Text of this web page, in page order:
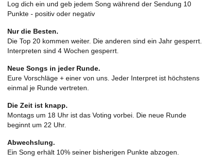
Log dich ein und geb jedem Song während der Sendung 10
Punkte - positiv oder negativ
Nur die Besten.
Die Top 20 kommen weiter. Die anderen sind ein Jahr gesperrt.
Interpreten sind 4 Wochen gesperrt.
Neue Songs in jeder Runde.
Eure Vorschläge + einer von uns. Jeder Interpret ist höchstens
einmal je Runde vertreten.
Die Zeit ist knapp.
Montags um 18 Uhr ist das Voting vorbei. Die neue Runde
beginnt um 22 Uhr.
Abwechslung.
Ein Song erhält 10% seiner bisherigen Punkte abzogen.